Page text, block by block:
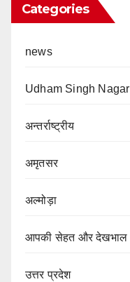
Categories
news
Udham Singh Nagar
अन्तर्राष्ट्रीय
अमृतसर
अल्मोड़ा
आपकी सेहत और देखभाल
उत्तर प्रदेश